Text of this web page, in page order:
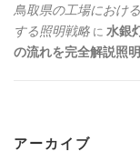
鳥取県の工場におけ
する照明戦略 に 水銀
の流れを完全解説照
アーカイブ